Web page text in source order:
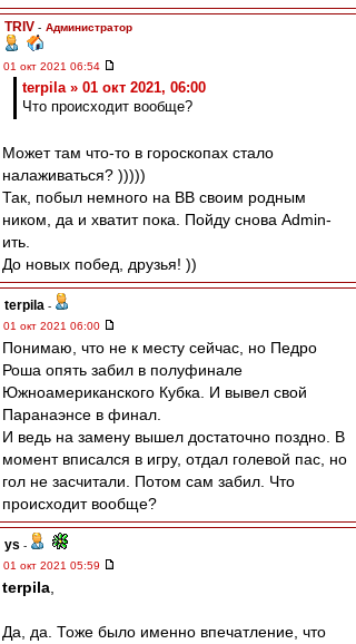
TRIV - Администратор
01 окт 2021 06:54
terpila » 01 окт 2021, 06:00
Что происходит вообще?
Может там что-то в гороскопах стало
налаживаться? )))))
Так, побыл немного на ВВ своим родным
ником, да и хватит пока. Пойду снова Admin-
ить.
До новых побед, друзья! ))
terpila -
01 окт 2021 06:00
Понимаю, что не к месту сейчас, но Педро
Роша опять забил в полуфинале
Южноамериканского Кубка. И вывел свой
Паранаэнсе в финал.
И ведь на замену вышел достаточно поздно. В
момент вписался в игру, отдал голевой пас, но
гол не засчитали. Потом сам забил. Что
происходит вообще?
ys -
01 окт 2021 05:59
terpila
Да, да. Тоже было именно впечатление, что